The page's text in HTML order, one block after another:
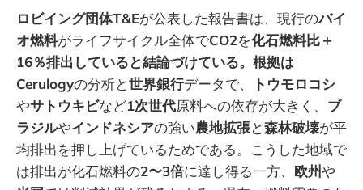
ロビイング団体T&Eが公表した報告書は、現行のバイ
オ燃料がライフサイクル全体でCO2を化石燃料比＋
16％排出していると結論づけている。根拠は
Cerulogyの分析と世界銀行データで、
トウモロコシ
やサトウキビなど1次世代原料への依存が大きく、 ブ
ラジルやインドネシアの強い農地拡張と森林破壊が平
均排出を押し上げているためである。こうした地域で
は排出が化石燃料の2〜3倍に達し得る一方、 欧州や